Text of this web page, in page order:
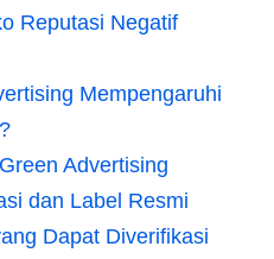
Reputasi Negatif
Mempengaruhi
Advertising
dan Label Resmi
Dapat Diverifikasi